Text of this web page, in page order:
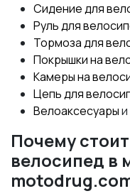
Сидение для
Руль для
Тормоза для
Покрышки на
Камеры на
Цепь для
Велоаксесуары
Почему
велосипед в